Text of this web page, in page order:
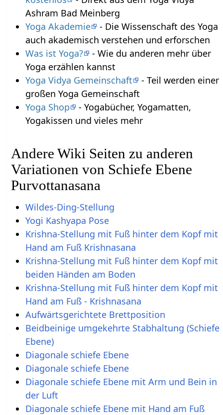
Ashram Bad Meinberg
Yoga Akademie
- Die Wissenschaft des Yoga
auch akademisch verstehen und erforschen
Was ist Yoga?
- Wie du anderen mehr über
Yoga erzählen kannst
Yoga Vidya Gemeinschaft
- Teil werden einer
großen Yoga Gemeinschaft
Yoga Shop
- Yogabücher, Yogamatten,
Yogakissen und vieles mehr
Andere Wiki Seiten zu anderen
Variationen von Schiefe Ebene
Purvottanasana
Wildes-Ding-Stellung
Yogi Kashyapa Pose
Krishna-Stellung mit Fuß hinter dem Kopf mit
Hand am Fuß Krishnasana
Krishna-Stellung mit Fuß hinter dem Kopf mit
beiden Händen am Boden
Krishna-Stellung mit Fuß hinter dem Kopf mit
Hand am Fuß - Krishnasana
Aufwärtsgerichtete Brettposition
Beidbeinige umgekehrte Stabhaltung (Schiefe
Ebene)
Diagonale schiefe Ebene
Diagonale schiefe Ebene
Diagonale schiefe Ebene mit Arm und Bein in
der Luft
Diagonale schiefe Ebene mit Hand am Fuß